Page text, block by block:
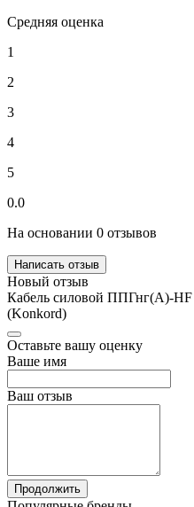
Средняя оценка
1
2
3
4
5
0.0
На основании 0 отзывов
Написать отзыв
Новый отзыв
Кабель силовой ППГнг(А)-HF
(Konkord)
Оставьте вашу оценку
Ваше имя
Ваш отзыв
Продолжить